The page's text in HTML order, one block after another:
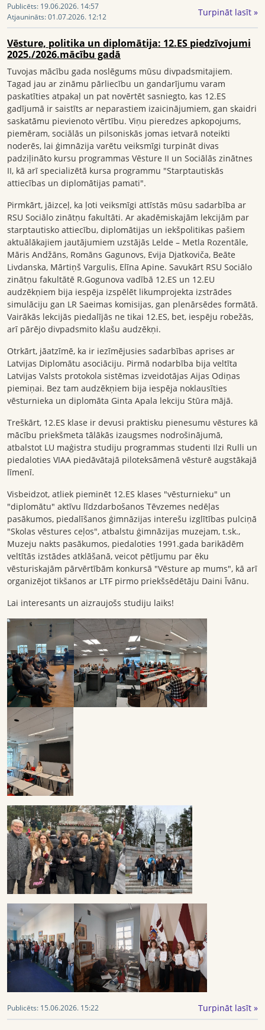
Publicēts: 19.06.2026. 14:57
Atjaunināts:01.07.2026. 12:12 Turpināt lasīt »
Vēsture, politika un diplomātija: 12.ES piedzīvojumi
2025./2026.mācību gadā
Tuvojas mācību gada noslēgums mūsu divpadsmitajiem.
Tagad jau ar zināmu pārliecību un gandarījumu varam
paskatīties atpakaļ un pat novērtēt sasniegto, kas 12.ES
gadījumā ir saistīts ar neparastiem izaicinājumiem, gan skaidri
saskatāmu pievienoto vērtību. Viņu pieredzes apkopojums,
piemēram, sociālās un pilsoniskās jomas ietvarā noteikti
noderēs, lai ģimnāzija varētu veiksmīgi turpināt divas
padziļināto kursu programmas Vēsture II un Sociālās zinātnes
II, kā arī specializētā kursa programmu "Starptautiskās
attiecības un diplomātijas pamati".
Pirmkārt, jāizceļ, ka ļoti veiksmīgi attīstās mūsu sadarbība ar
RSU Sociālo zinātņu fakultāti. Ar akadēmiskajām lekcijām par
starptautisko attiecību, diplomātijas un iekšpolitikas pašiem
aktuālākajiem jautājumiem uzstājās Lelde – Metla Rozentāle,
Māris Andžāns, Romāns Gagunovs, Evija Djatkoviča, Beāte
Livdanska, Mārtiņš Vargulis, Elīna Apine. Savukārt RSU Sociālo
zinātņu fakultātē R.Gogunova vadībā 12.ES un 12.EU
audzēkņiem bija iespēja izspēlēt likumprojekta izstrādes
simulāciju gan LR Saeimas komisijas, gan plenārsēdes formātā.
Vairākās lekcijās piedalījās ne tikai 12.ES, bet, iespēju robežās,
arī pārējo divpadsmito klašu audzēkņi.
Otrkārt, jāatzīmē, ka ir iezīmējusies sadarbības aprises ar
Latvijas Diplomātu asociāciju. Pirmā nodarbība bija veltīta
Latvijas Valsts protokola sistēmas izveidotājas Aijas Odiņas
piemiņai. Bez tam audzēkņiem bija iespēja noklausīties
vēsturnieka un diplomāta Ginta Apala lekciju Stūra mājā.
Treškārt, 12.ES klase ir devusi praktisku pienesumu vēstures kā
mācību priekšmeta tālākās izaugsmes nodrošinājumā,
atbalstot LU maģistra studiju programmas studenti Ilzi Rulli un
piedaloties VIAA piedāvātajā piloteksāmenā vēsturē augstākajā
līmenī.
Visbeidzot, atliek pieminēt 12.ES klases "vēsturnieku" un
"diplomātu" aktīvu līdzdarbošanos Tēvzemes nedēļas
pasākumos, piedalīšanos ģimnāzijas interešu izglītības pulciņā
"Skolas vēstures ceļos", atbalstu ģimnāzijas muzejam, t.sk.,
Muzeju nakts pasākumos, piedaloties 1991.gada barikādēm
veltītās izstādes atklāšanā, veicot pētījumu par ēku
vēsturiskajām pārvērtībām konkursā "Vēsture ap mums", kā arī
organizējot tikšanos ar LTF pirmo priekšsēdētāju Daini Īvānu.
Lai interesants un aizraujošs studiju laiks!
Publicēts: 15.06.2026. 15:22 Turpināt lasīt »